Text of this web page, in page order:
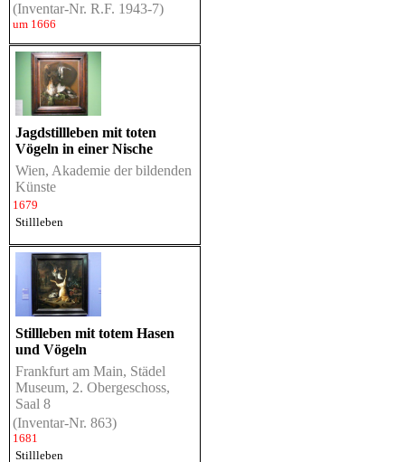
(Inventar-Nr. R.F. 1943-7)
um 1666
Jagdstillleben mit toten
Vögeln in einer Nische
Wien, Akademie der bildenden
Künste
1679
Stillleben
Stillleben mit totem Hasen
und Vögeln
Frankfurt am Main, Städel
Museum, 2. Obergeschoss,
Saal 8
(Inventar-Nr. 863)
1681
Stillleben